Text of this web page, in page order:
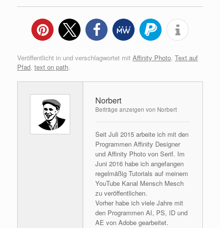
Veröffentlicht in und verschlagwortet mit Affinity Photo, Text auf
Pfad, text on path.
Norbert
Beiträge anzeigen von Norbert
Seit Juli 2015 arbeite ich mit den
Programmen Affinity Designer
und Affinity Photo von Serif. Im
Juni 2016 habe ich angefangen
regelmäßig Tutorials auf meinem
YouTube Kanal Mensch Mesch
zu veröffentlichen.
Vorher habe ich viele Jahre mit
den Programmen AI, PS, ID und
AE von Adobe gearbeitet.